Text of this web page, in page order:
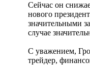
Сейчас он
нового
значительными
случае
С уважением,
трейдер,